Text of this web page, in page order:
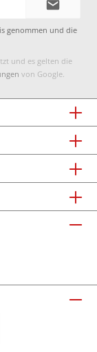
genommen und die
und es gelten die
von Google.